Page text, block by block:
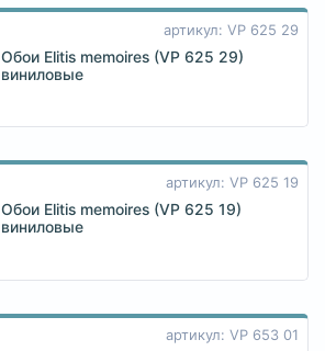
артикул: VP 625 29
Обои Elitis memoires (VP 625 29)
виниловые
артикул: VP 625 19
Обои Elitis memoires (VP 625 19)
виниловые
артикул: VP 653 01